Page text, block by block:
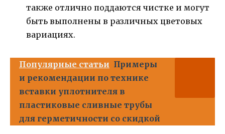
также отлично поддаются чистке и могут
быть выполнены в различных цветовых
вариациях.
Популярные статьи Примеры
и рекомендации по технике
вставки уплотнителя в
пластиковые сливные трубы
для герметичности со скидкой